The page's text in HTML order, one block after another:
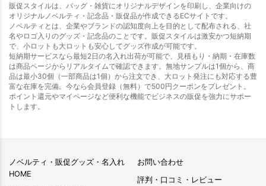
販促スタイルは、バッグ・雑貨にオリジナルデザインを印刷し、企業向けの
オリジナルノベルティ・記念品・販促品が作成できるECサイトです。
ノベルティとは、企業やブランドの認知度向上を目的として配布される、社
名やロゴ入りのグッズ・記念品のことです。販促スタイルは激安かつ短納期
で、小ロットも大ロットも安心してグッズ作成が可能です。
短納期サービスなら最短2日の名入れ出荷が可能で、見積もり・納期・在庫数
は商品ページからリアルタイムで確認できます。無地サンプルは1個から、商
品は最小30個（一部商品は1個）から注文でき、大ロット発注にも対応する豊
富な在庫を完備。今なら会員登録（無料）で500円クーポンをプレゼント。
ポイント還元やマイページなど便利な機能でビジネスの販促を強力にサポー
トします。
ノベルティ・販促グッズ・名入れ
HOME
お問い合わせ
評判・口コミ・レビュー